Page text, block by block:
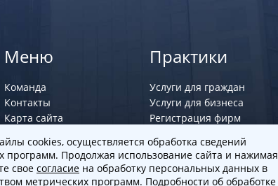
Меню
Команда
Контакты
Карта сайта
Практики
Услуги для граждан
Услуги для бизнеса
Регистрация фирм
делам
cookies, осуществляется обработка сведений
программ. Продолжая использование сайта и нажимая
свое согласие на обработку персональных данных в
метрических программ. Подробности об обработке